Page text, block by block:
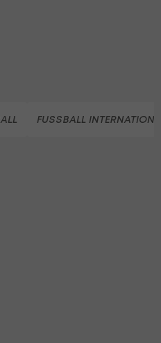
FUSSBALL